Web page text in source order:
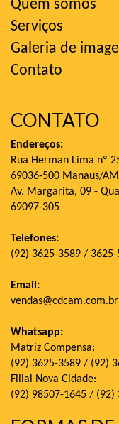
Quem somos
Serviços
Galeria de
Contato
CONTATO
Endereços:
Rua Herman Lima nº
69036-500 Manaus/AM
Av. Margarita, 09 -
69097-305
Telefones:
(92) 3625-3589 / 3625-
Email:
vendas@cdcam.com.br
Whatsapp:
Matriz Compensa:
(92) 3625-3589 / (92)
Filial Nova Cidade:
(92) 98507-1645 / (92)